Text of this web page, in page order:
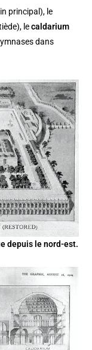
principal), le
lecaldarium
dans
depuis le nord-est.